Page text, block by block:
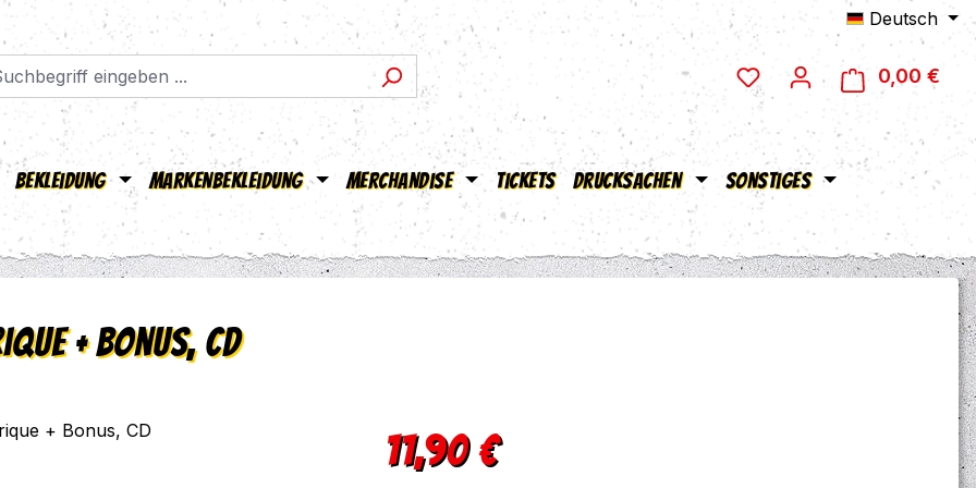
Deutsch
0,00 €
Bekleidung Markenbekleidung Merchandise Tickets Drucksachen Sonstiges
+ Bonus, CD
Regulärer Preis:
11,90 €